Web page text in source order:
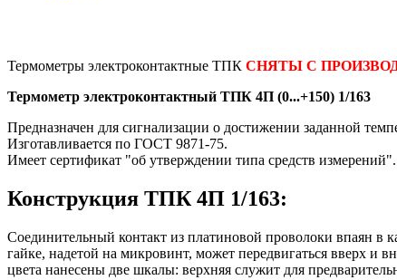
Термометры электроконтактные ТПК СНЯТЫ С
Термометр электроконтактный ТПК 4П (0...+150) 1/163
Предназначен для сигнализации о достижении заданной
Изготавливается по ГОСТ 9871-75.
Имеет сертификат "об утверждении типа средств измерений".
Конструкция ТПК 4П 1/163:
Соединительный контакт из платиновой проволоки впаян в
гайке, надетой на микровинт, может передвигаться вверх
цвета нанесены две шкалы: верхняя служит для